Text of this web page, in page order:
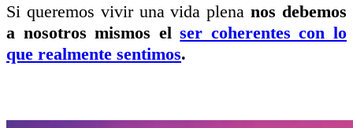
Si queremos vivir una vida plenanos debemos
a nosotros mismos el ser coherentes con lo
que realmente sentimos.